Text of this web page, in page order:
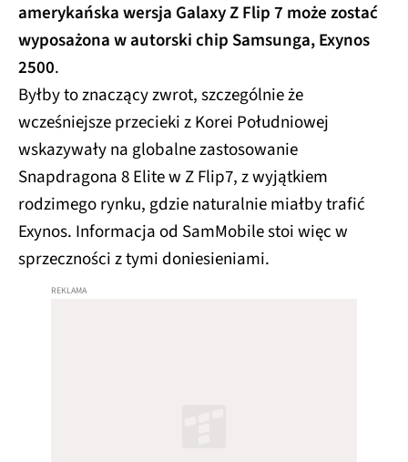
amerykańska wersja Galaxy Z Flip 7 może zostać
wyposażona w autorski chip Samsunga, Exynos
2500.
Byłby to znaczący zwrot, szczególnie że
wcześniejsze przecieki z Korei Południowej
wskazywały na globalne zastosowanie
Snapdragona 8 Elite w Z Flip7, z wyjątkiem
rodzimego rynku, gdzie naturalnie miałby trafić
Exynos. Informacja od SamMobile stoi więc w
sprzeczności z tymi doniesieniami.